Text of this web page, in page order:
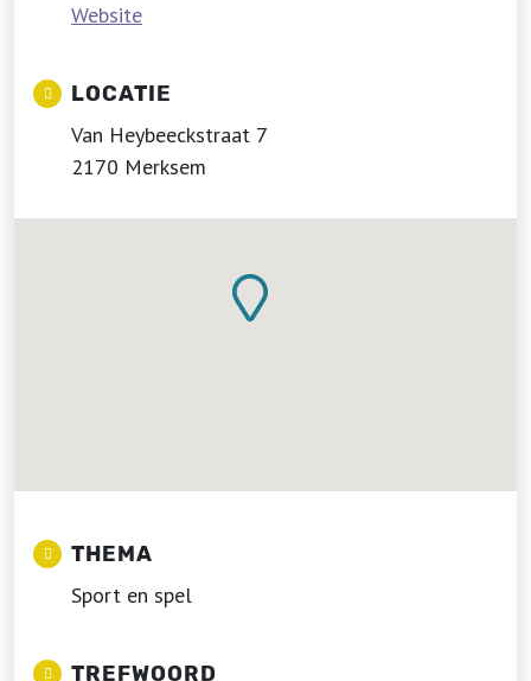
Website
LOCATIE
Van Heybeeckstraat 7
2170 Merksem
THEMA
Sport en spel
TREFWOORD